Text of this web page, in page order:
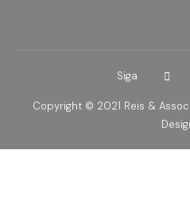
Copyright © 2021 Reis &
Siga